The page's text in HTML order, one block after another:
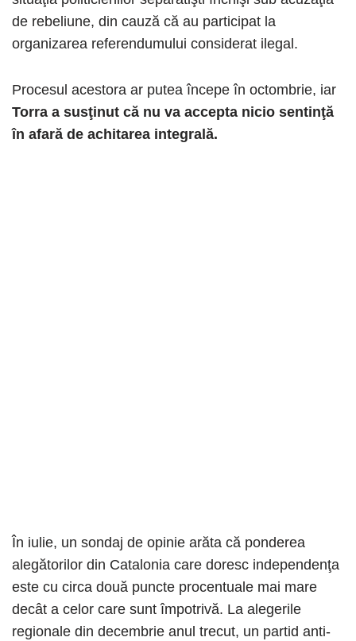
de rebeliune, din cauză că au participat la
organizarea referendumului considerat ilegal.
Procesul acestora ar putea începe în octombrie, iar
Torra a susţinut că nu va accepta nicio sentinţă
în afară de achitarea integrală.
În iulie, un sondaj de opinie arăta că ponderea
alegătorilor din Catalonia care doresc independenţa
este cu circa două puncte procentuale mai mare
decât a celor care sunt împotrivă. La alegerile
regionale din decembrie anul trecut, un partid anti-